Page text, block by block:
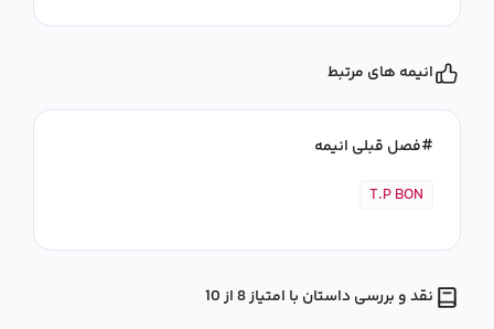
انیمه های مرتبط
فصل قبلی انیمه
T.P BON
نقد و بررسی داستان با امتیاز 8 از 10